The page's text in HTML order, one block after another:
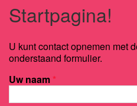
Startpagina!
U kunt contact opnemen met
onderstaand formulier.
Uw naam *